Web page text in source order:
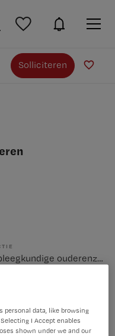
Solliciteren
Verpleegkundige ouderenzorg
personal data, like browsing
I Accept enables
shown under we and our